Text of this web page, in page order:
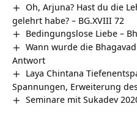
Oh, Arjuna? Hast du die
gelehrt habe? – BG.XVIII 72
Bedingungslose Liebe –
Wann wurde die
Antwort
Laya Chintana
Spannungen, Erweiterung
Seminare mit Sukadev